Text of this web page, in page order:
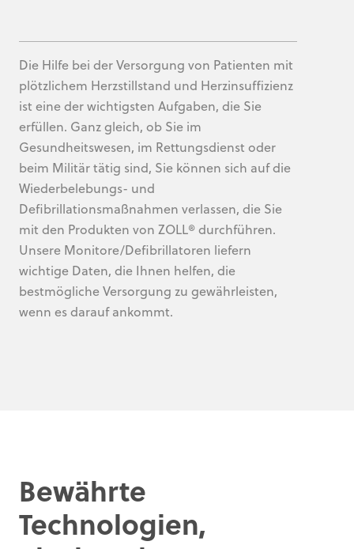
Die Hilfe bei der Versorgung von Patienten mit
plötzlichem Herzstillstand und Herzinsuffizienz
ist eine der wichtigsten Aufgaben, die Sie
erfüllen. Ganz gleich, ob Sie im
Gesundheitswesen, im Rettungsdienst oder
beim Militär tätig sind, Sie können sich auf die
Wiederbelebungs- und
Defibrillationsmaßnahmen verlassen, die Sie
mit den Produkten von ZOLL® durchführen.
Unsere Monitore/Defibrillatoren liefern
wichtige Daten, die Ihnen helfen, die
bestmögliche Versorgung zu gewährleisten,
wenn es darauf ankommt.
Bewährte
Technologien,